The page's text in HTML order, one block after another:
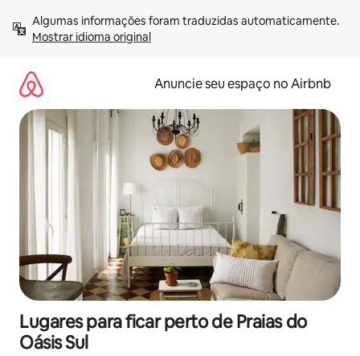
para
Mostrar idioma original
Anuncie seu espaço no Airbnb
Lugares para ficar perto de Praias do
Oásis Sul